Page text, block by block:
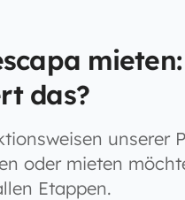
das?
unserer
oder mieten
Etappen.